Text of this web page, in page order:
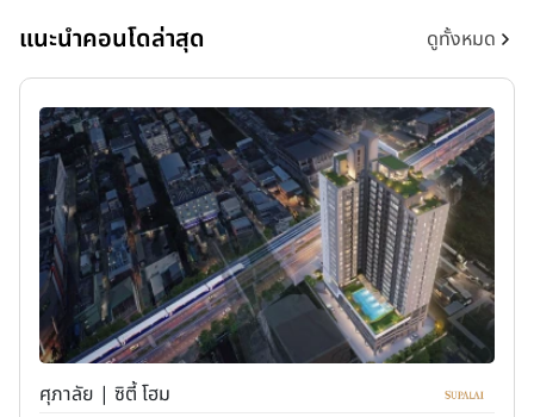
แนะนำคอนโดล่าสุด ดูทั้งหมด
ศุภาลัย | ซิตี้ โฮม